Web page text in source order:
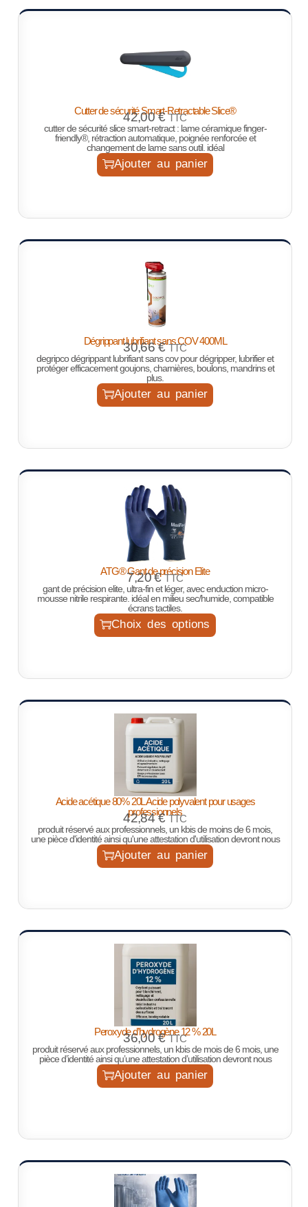
Cutter de sécurité Smart-Retractable Slice®
42,00€ TTC
cutter de sécurité slice smart-retract : lame céramique finger-
friendly®, rétraction automatique, poignée renforcée et
changement de lame sans outil. idéal
Ajouter au panier
Dégrippant lubrifiant sans COV 400ML
30,66€ TTC
degripco dégrippant lubrifiant sans cov pour dégripper, lubrifier et
protéger efficacement goujons, charnières, boulons, mandrins et
plus.
Ajouter au panier
ATG® Gant de précision Elite
7,20€ TTC
gant de précision elite, ultra-fin et léger, avec enduction micro-
mousse nitrile respirante. idéal en milieu sec/humide, compatible
écrans tactiles.
Choix des options
Acide acétique 80% 20L Acide polyvalent pour usages
professionnels
42,84€ TTC
produit réservé aux professionnels, un kbis de moins de 6 mois,
une pièce d'identité ainsi qu'une attestation d'utilisation devront nous
Ajouter au panier
Peroxyde d’hydrogène 12 % 20L
36,00€ TTC
produit réservé aux professionnels, un kbis de mois de 6 mois, une
pièce d’identité ainsi qu’une attestation d’utilisation devront nous
Ajouter au panier